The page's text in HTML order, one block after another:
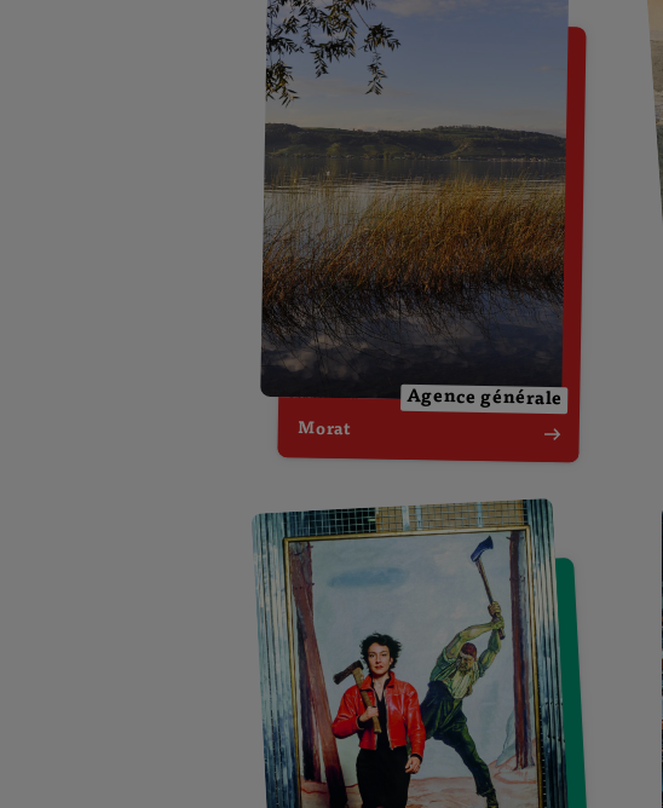
Morat
Agence générale